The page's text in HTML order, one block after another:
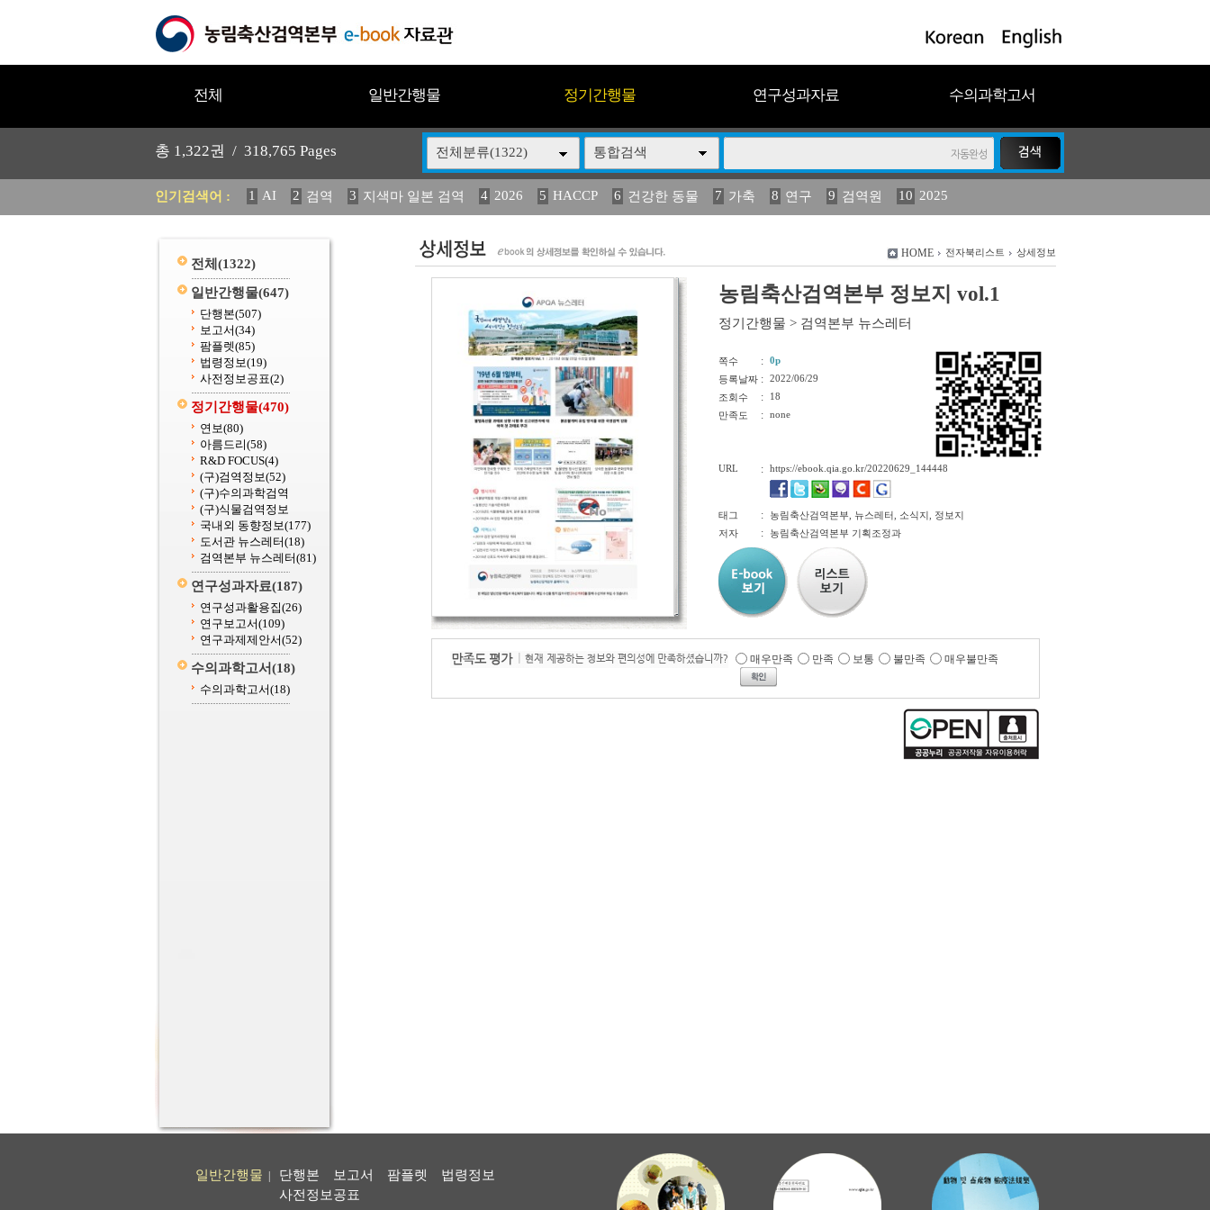
전체 일반간행물 정기간행물 연구성과자료 수의과학고서
총 1,322권 / 318,765 Pages 전체분류(1322) 통합검색
인기검색어 : 1 AI 2 검역 3 지색마 일본 검역 4 2026 5 HACCP 6 건강한 동물 7 가축 8 연구 9 검역원 10 2025
(2013년도) 식물
전체 (1322)
일반간행물(647)
단행본(507)
보고서(34)
팜플렛(85)
법령정보(19)
사전정보공표(2)
정기간행물(470)
연보(80)
아름드리(58)
R&D FOCUS(4)
(구)검역정보(52)
(구)수의과학검역
(구)식물검역정보
국내외 동향정보(177)
도서관 뉴스레터(18)
검역본부 뉴스레터(81)
연구성과자료(187)
연구성과활용집(26)
연구보고서(109)
연구과제제안서(52)
수의과학고서(18)
수의과학고서(18)
HOME 전자북리스트 상세정보
농림축산검역본부 정보지 vol.1
정기간행물 > 검역본부 뉴스레터
쪽수 :
0p
등록날짜 :
2022/06/29
조회수
:
18
만족도
: none
URL : https://ebook.qia.go.kr/20220629_144448
태그 :
농림축산검역본부, 뉴스레터, 소식지, 정보지
저자
: 농림축산검역본부 기획조정과
매우만족 만족 보통 불만족 매우불만족
일반간행물 단행본 보고서 팜플렛
법령정보
사전정보공표